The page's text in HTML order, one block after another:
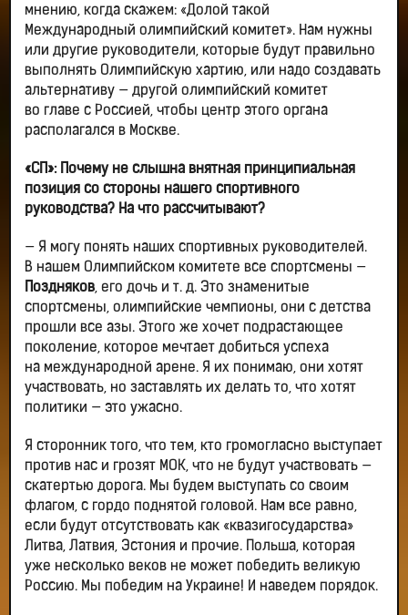
мнению, когда скажем: «Долой такой
Международный олимпийский комитет». Нам нужны
или другие руководители, которые будут правильно
выполнять Олимпийскую хартию, или надо создавать
альтернативу — другой олимпийский комитет
во главе с Россией, чтобы центр этого органа
располагался в Москве.
«СП»: Почему не слышна внятная принципиальная
позиция со стороны нашего спортивного
руководства? На что рассчитывают?
— Я могу понять наших спортивных руководителей.
В нашем Олимпийском комитете все спортсмены —
Поздняков, его дочь и т. д. Это знаменитые
спортсмены, олимпийские чемпионы, они с детства
прошли все азы. Этого же хочет подрастающее
поколение, которое мечтает добиться успеха
на международной арене. Я их понимаю, они хотят
участвовать, но заставлять их делать то, что хотят
политики — это ужасно.
Я сторонник того, что тем, кто громогласно выступает
против нас и грозят МОК, что не будут участвовать —
скатертью дорога. Мы будем выступать со своим
флагом, с гордо поднятой головой. Нам все равно,
если будут отсутствовать как «квазигосударства»
Литва, Латвия, Эстония и прочие. Польша, которая
уже несколько веков не может победить великую
Россию. Мы победим на Украине! И наведем порядок.